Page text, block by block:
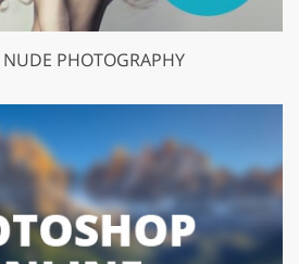
NUDE PHOTOGRAPHY